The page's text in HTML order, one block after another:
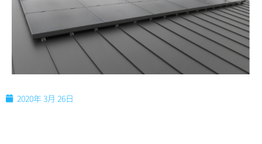
2020年 3月 26日